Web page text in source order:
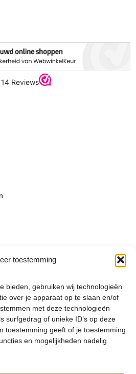
toestemming
bieden, gebruiken wij technologieën
over je apparaat op te slaan en/of
met deze technologieën
surfgedrag of unieke ID’s op deze
toestemming geeft of je toestemming
en mogelijkheden nadelig